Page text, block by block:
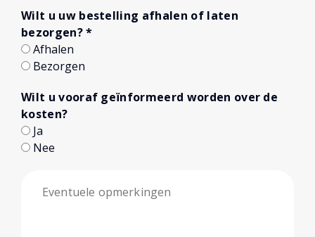
Wilt u uw bestelling afhalen of laten
bezorgen?*
Afhalen
Bezorgen
Wilt u vooraf geïnformeerd worden over de
kosten?
Ja
Nee